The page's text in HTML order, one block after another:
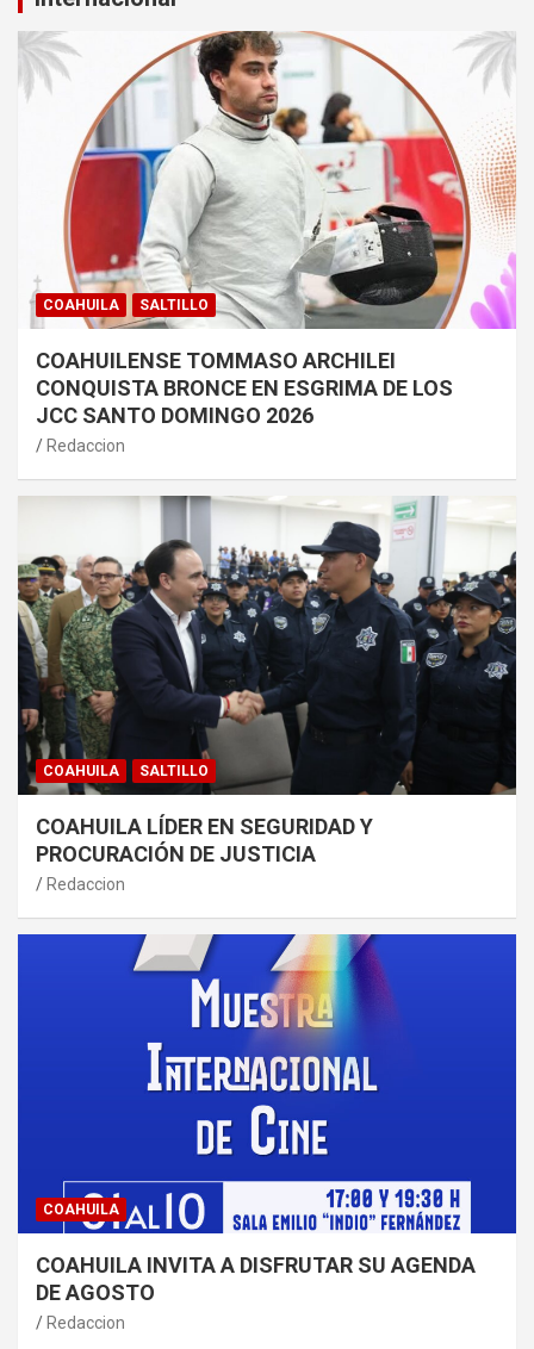
COAHUILA SALTILLO
COAHUILENSE TOMMASO ARCHILEI
CONQUISTA BRONCE EN ESGRIMA DE LOS
JCC SANTO DOMINGO 2026
Redaccion
COAHUILA SALTILLO
COAHUILA LÍDER EN SEGURIDAD Y
PROCURACIÓN DE JUSTICIA
Redaccion
COAHUILA
COAHUILA INVITA A DISFRUTAR SU AGENDA
DE AGOSTO
Redaccion